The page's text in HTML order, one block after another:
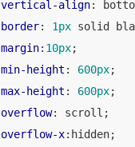
vertical-align:
border: 1px solid
margin: 10px;
min-height : 600px;
max-height : 600px;
overflow: scroll;
overflow-x:hidden;